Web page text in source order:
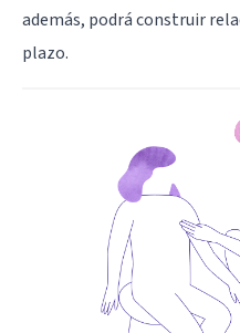
además, podrá construir
plazo.